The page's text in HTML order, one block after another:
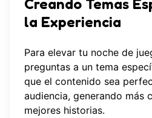
Creando Temas
la Experiencia
Para elevar tu noche de
preguntas a un tema
que el contenido sea
audiencia, generando más
mejores historias.